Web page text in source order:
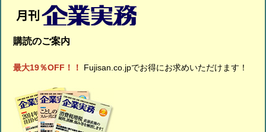
購読のご案内
最大19％OFF！！ Fujisan.co.jpでお得にお求めいただけます！